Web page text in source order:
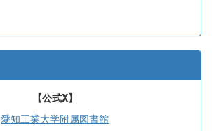
【公式X】
愛知工業大学附属図書館